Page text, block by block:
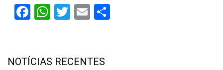
F
b
W
s
T
er
E
NOTÍCIAS RECENTES